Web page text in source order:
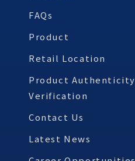
FAQs
Product
Retail Location
Product Authenticity
Verification
Contact Us
Latest News